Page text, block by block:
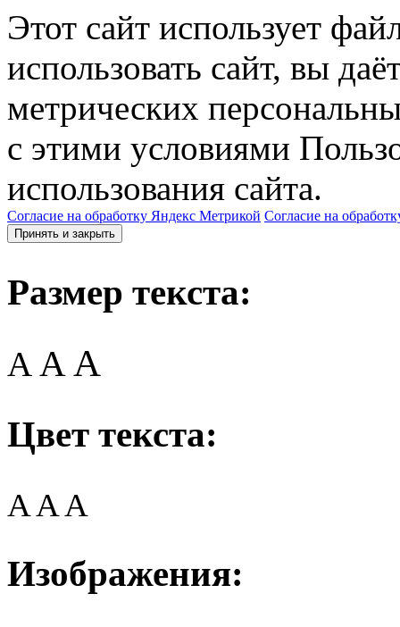
Этот сайт использует
использовать сайт, вы
метрических
с этими условиями
использования сайта.
Согласие на обработку Яндекс Метрикой Согласие на
Принять и закрыть
Размер текста:
A AA
Цвет текста:
AAA
Изображения: